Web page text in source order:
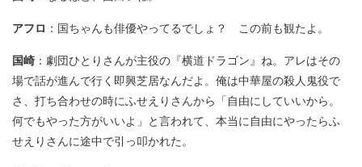
アフロ ：国ちゃんも俳優やってるでしょ？ この前も観たよ。
国崎 ：劇団ひとりさんが主役の『横道ドラゴン』ね。アレはその
場で話が進んで行く即興芝居なんだよ。俺は中華屋の殺人鬼役で
さ、打ち合わせの時にふせえりさんから「自由にしていいから。
何でもやった方がいいよ」と言われて、本当に自由にやったらふ
せえりさんに途中で引っ叩かれた。